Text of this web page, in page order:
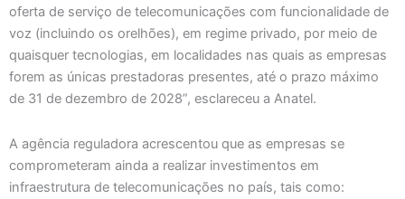
oferta de serviço de telecomunicações com funcionalidade de
voz (incluindo os orelhões), em regime privado, por meio de
quaisquer tecnologias, em localidades nas quais as empresas
forem as únicas prestadoras presentes, até o prazo máximo
de 31 de dezembro de 2028”, esclareceu a Anatel.
A agência reguladora acrescentou que as empresas se
comprometeram ainda a realizar investimentos em
infraestrutura de telecomunicações no país, tais como: